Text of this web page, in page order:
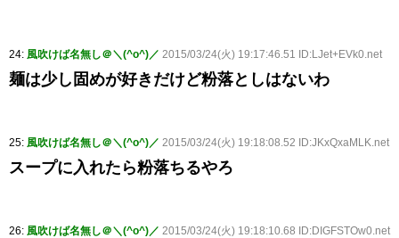
24: 風吹けば名無し＠＼(^o^)／ 2015/03/24(火) 19:17:46.51 ID:LJet+EVk0.net
麺は少し固めが好きだけど粉落としはないわ
25: 風吹けば名無し＠＼(^o^)／ 2015/03/24(火) 19:18:08.52 ID:JKxQxaMLK.net
スープに入れたら粉落ちるやろ
26: 風吹けば名無し＠＼(^o^)／ 2015/03/24(火) 19:18:10.68 ID:DIGFSTOw0.net